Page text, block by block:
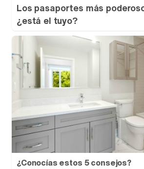
Los pasaportes más
¿está el tuyo?
¿Conocías estos 5 consejos?